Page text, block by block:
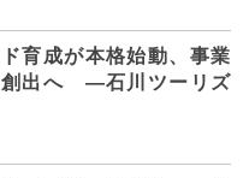
育成が本格始動、事業
創出へ ―石川ツーリズ